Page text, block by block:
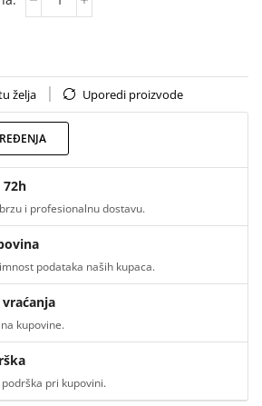
želja Uporedi proizvode
72h
i profesionalnu dostavu.
podataka naših kupaca.
kupovine.
pri kupovini.